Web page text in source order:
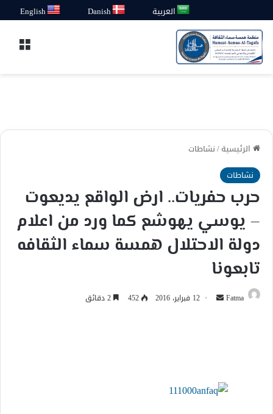
العربية Danish
English
الرئيسية/نشاطات
نشاطات
حرب حفريات.. ارض الواقع يديعوت
– يوسي يهوشع كما ورد من اعلام
دولة الاحتلال همسة سماء الثقافه
تابعونا
Fatma
أرسل 12 فبراير، 2016 452